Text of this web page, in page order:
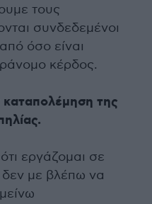
τους
συνδεδεμένοι
όσο είναι
κέρδος.
της
εργάζομαι σε
δεν με βλέπω να